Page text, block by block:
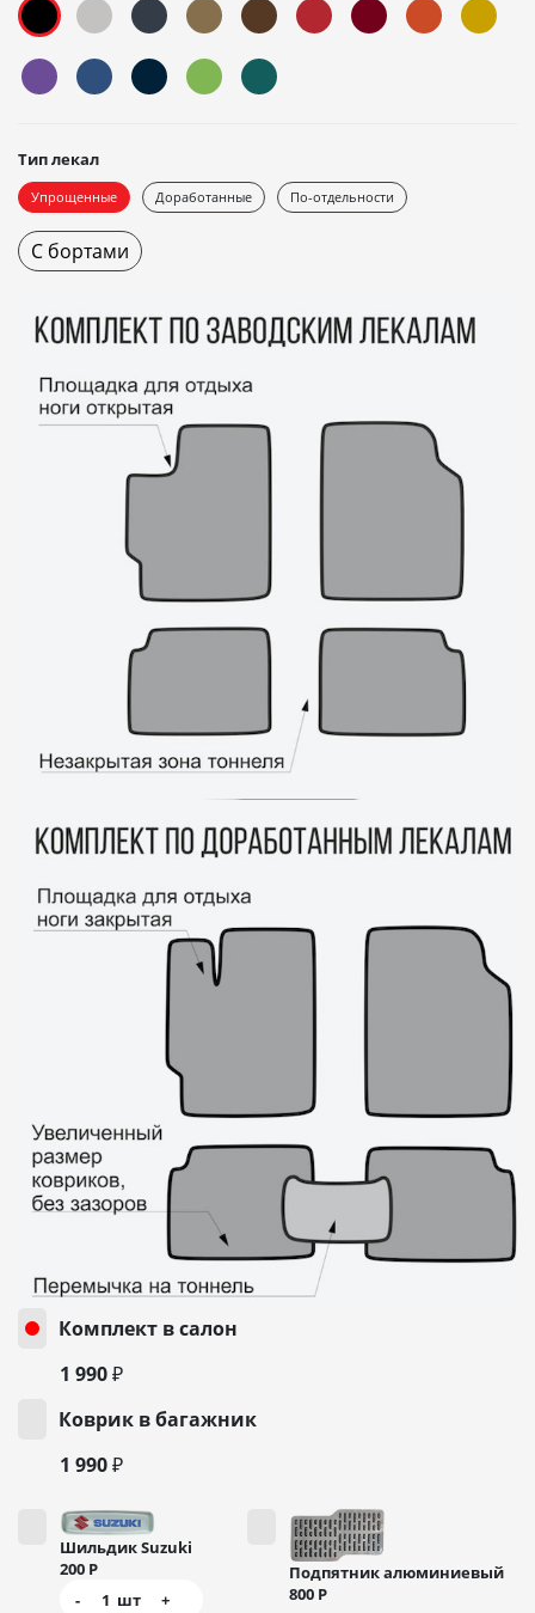
Тип лекал
Упрощенные Доработанные По-отдельности
С бортами
Комплект в салон
1 990 ₽
Коврик в багажник
1 990 ₽
Шильдик Suzuki
200 Р
-
1 шт +
Подпятник алюминиевый
800 Р